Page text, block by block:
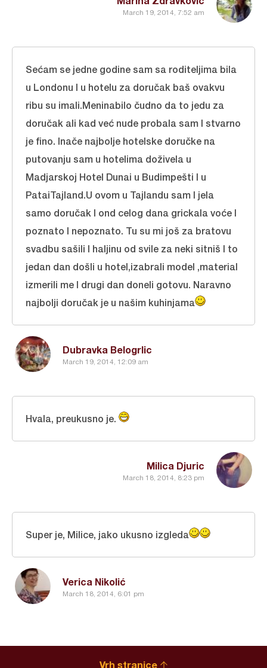
March 19, 2014, 7:52 am
Dubravka Belogrlic
March 19, 2014, 12:09 am
Sećam se jedne godine sam sa roditeljima bila
u Londonu I u hotelu za doručak baš ovakvu
ribu su imali.Meninabilo čudno da to jedu za
doručak ali kad već nude probala sam I stvarno
je fino. Inače najbolje hotelske doručke na
putovanju sam u hotelima doživela u
Madjarskoj Hotel Dunai u Budimpešti I u
PataiTajland.U ovom u Tajlandu sam I jela
samo doručak I ond celog dana grickala voće I
poznato I nepoznato. Tu su mi još za bratovu
svadbu sašili I haljinu od svile za neki sitniš I to
jedan dan došli u hotel,izabrali model ,material
izmerili me I drugi dan doneli gotovu. Naravno
najbolji doručak je u našim kuhinjama
Milica Djuric
March 18, 2014, 8:23 pm
Hvala, preukusno je.
Verica Nikolić
March 18, 2014, 6:01 pm
Super je, Milice, jako ukusno izgleda
Vrh stranice